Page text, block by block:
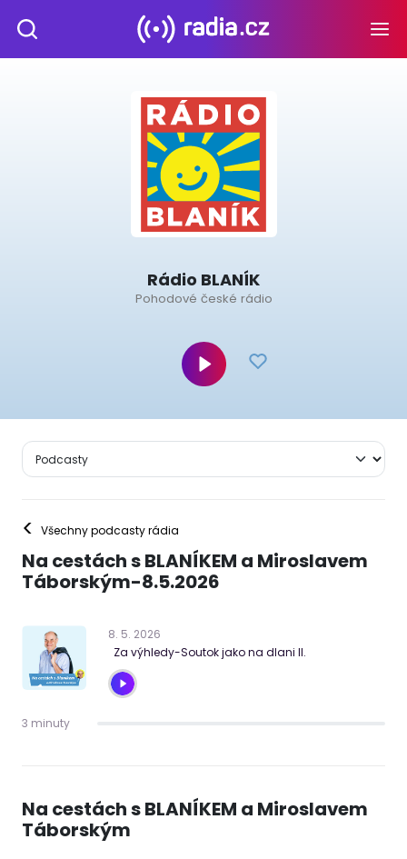
Rádio BLANÍK
Pohodové české rádio
< Všechny podcasty rádia
Na cestách s BLANÍKEM a Miroslavem
Táborským-8.5.2026
8. 5. 2026
Za výhledy-Soutok jako na dlani II.
3 minuty
Na cestách s BLANÍKEM a Miroslavem
Táborským